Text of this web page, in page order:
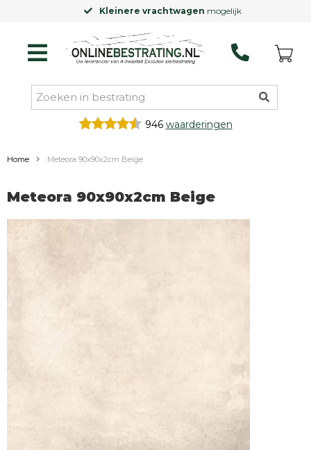
Kleinere vrachtwagenmogelijk
946 waarderingen
Home Meteora 90x90x2cm Beige
Meteora 90x90x2cm Beige